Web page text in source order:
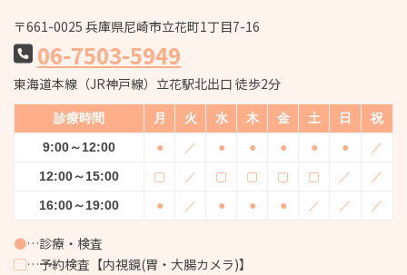
〒661-0025 兵庫県尼崎市立花町1丁目7-16
06-7503-5949
東海道本線（JR神戸線）立花駅北出口 徒歩2分
診療時間 月 火 水 木 金 土 日
祝
9:00～12:00
● ／ ● ● ● ● ●
／
12:00～15:00
▢ ／ ▢ ▢ ▢ ▢ ／
／
16:00～19:00
● ／ ● ● ● ／ ／ ／
●…診療・検査
▢…予約検査【内視鏡(胃・大腸カメラ)】